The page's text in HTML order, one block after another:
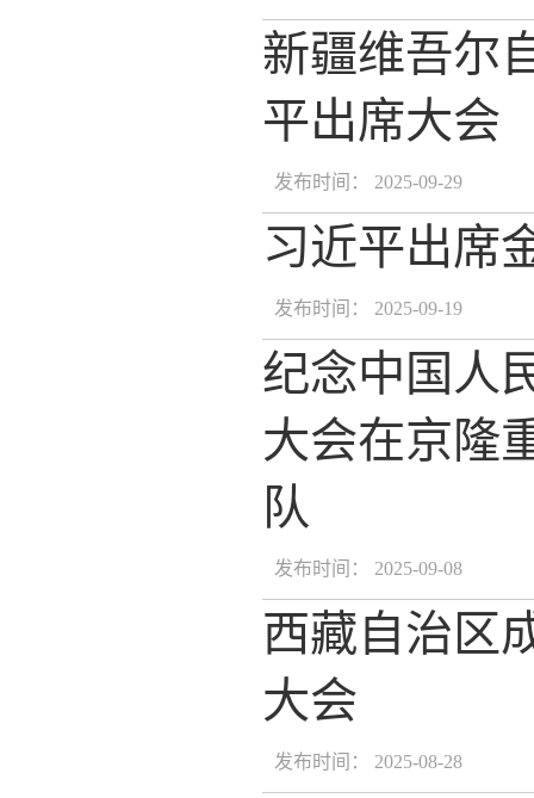
新疆维吾尔
平出席大会
发布时间： 2025-09-29
习近平出席
发布时间： 2025-09-19
纪念中国人
大会在京隆
队
发布时间： 2025-09-08
西藏自治区
大会
发布时间： 2025-08-28